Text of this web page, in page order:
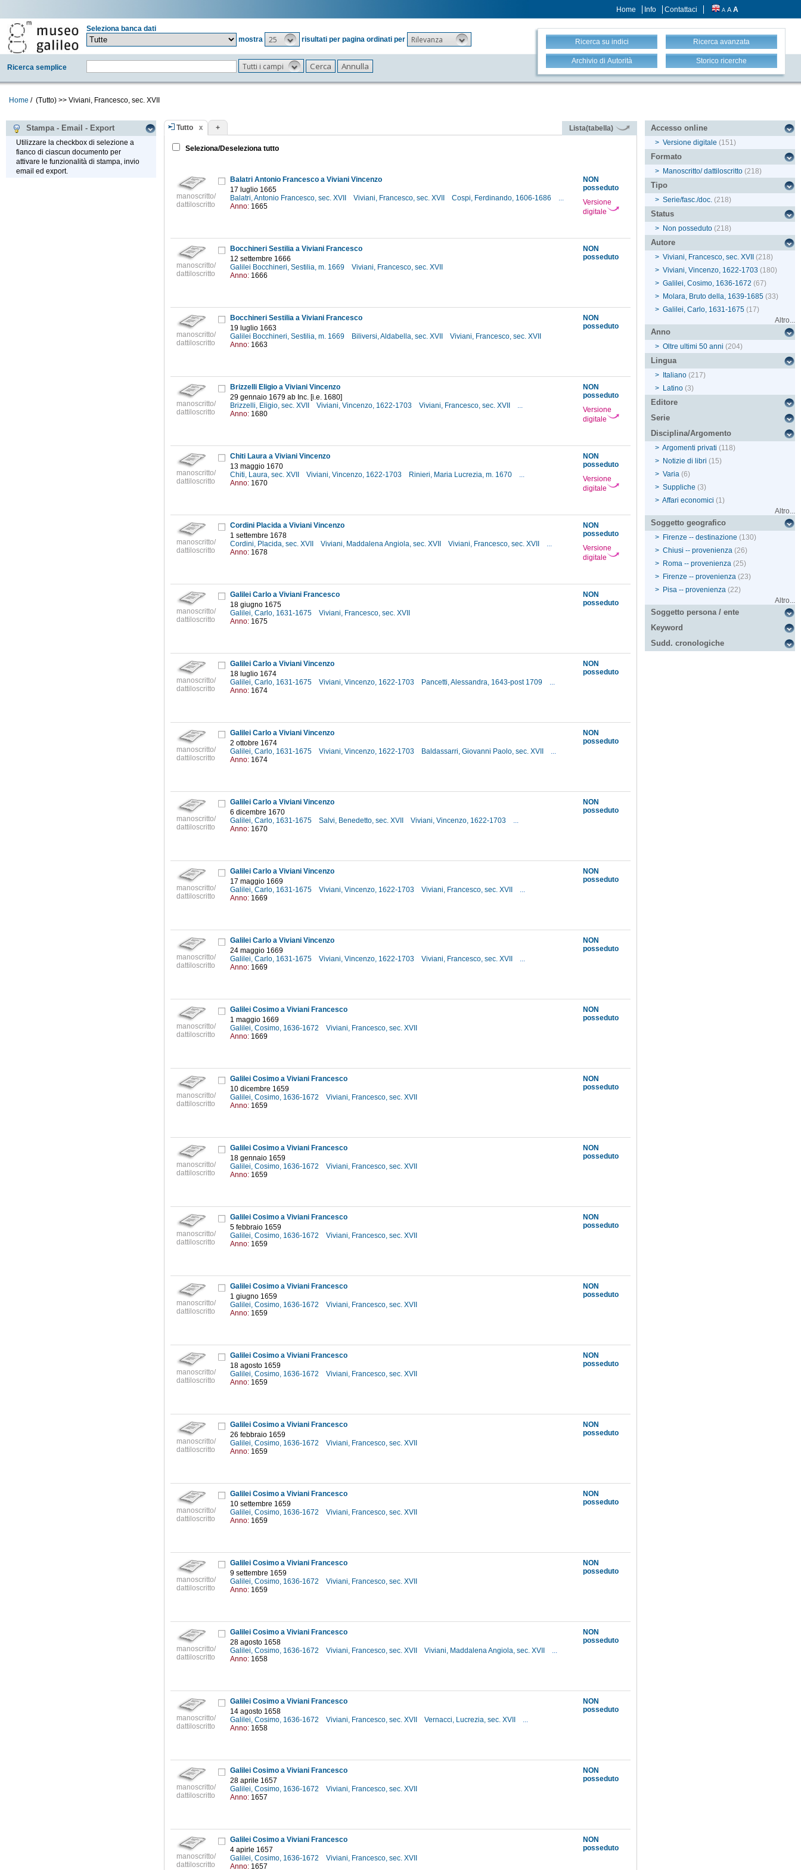
Home Info Contattaci A A A
Seleziona banca dati
mostra
25 risultati per pagina ordinati per Rilevanza
Ricerca semplice Tutti i campi
Ricerca su indici Ricerca avanzata
Archivio di Autorità Storico ricerche
Home / (Tutto) >> Viviani, Francesco, sec. XVII
Stampa - Email - Export
Utilizzare la checkbox di selezione a
fianco di ciascun documento per
attivare le funzionalità di stampa, invio
email ed export.
Tutto + Lista(tabella)
Seleziona/Deseleziona tutto
manoscritto/
dattiloscritto
NON
posseduto
Versione
digitale
Balatri Antonio Francesco a Viviani Vincenzo
17 luglio 1665
Balatri, Antonio Francesco, sec. XVII
Viviani, Francesco, sec. XVII Cospi, Ferdinando, 1606-1686
...
Anno: 1665
manoscritto/
dattiloscritto
NON
posseduto
Bocchineri Sestilia a Viviani Francesco
12 settembre 1666
Galilei Bocchineri, Sestilia, m. 1669
Viviani, Francesco, sec. XVII
Anno: 1666
manoscritto/
dattiloscritto
NON
posseduto
Bocchineri Sestilia a Viviani Francesco
19 luglio 1663
Galilei Bocchineri, Sestilia, m. 1669
Biliversi, Aldabella, sec. XVII
Viviani, Francesco, sec. XVII
Anno: 1663
manoscritto/
dattiloscritto
NON
posseduto
Versione
digitale
Brizzelli Eligio a Viviani Vincenzo
29 gennaio 1679 ab Inc. [i.e. 1680]
Brizzelli, Eligio, sec. XVII
Viviani, Vincenzo, 1622-1703 Viviani, Francesco, sec. XVII
...
Anno: 1680
manoscritto/
dattiloscritto
NON
posseduto
Versione
digitale
Chiti Laura a Viviani Vincenzo
13 maggio 1670
Chiti, Laura, sec. XVII
Viviani, Vincenzo, 1622-1703 Rinieri, Maria Lucrezia, m. 1670
...
Anno: 1670
manoscritto/
dattiloscritto
NON
posseduto
Versione
digitale
Cordini Placida a Viviani Vincenzo
1 settembre 1678
Cordini, Placida, sec. XVII
Viviani, Maddalena Angiola, sec. XVII Viviani, Francesco, sec. XVII
...
Anno: 1678
manoscritto/
dattiloscritto
NON
posseduto
Galilei Carlo a Viviani Francesco
18 giugno 1675
Galilei, Carlo, 1631-1675
Viviani, Francesco, sec. XVII
Anno: 1675
manoscritto/
dattiloscritto
NON
posseduto
Galilei Carlo a Viviani Vincenzo
18 luglio 1674
Galilei, Carlo, 1631-1675
Viviani, Vincenzo, 1622-1703 Pancetti, Alessandra, 1643-post 1709
...
Anno: 1674
manoscritto/
dattiloscritto
NON
posseduto
Galilei Carlo a Viviani Vincenzo
2 ottobre 1674
Galilei, Carlo, 1631-1675
Viviani, Vincenzo, 1622-1703 Baldassarri, Giovanni Paolo, sec. XVII
...
Anno: 1674
manoscritto/
dattiloscritto
NON
posseduto
Galilei Carlo a Viviani Vincenzo
6 dicembre 1670
Galilei, Carlo, 1631-1675
Salvi, Benedetto, sec. XVII Viviani, Vincenzo, 1622-1703
...
Anno: 1670
manoscritto/
dattiloscritto
NON
posseduto
Galilei Carlo a Viviani Vincenzo
17 maggio 1669
Galilei, Carlo, 1631-1675
Viviani, Vincenzo, 1622-1703 Viviani, Francesco, sec. XVII
...
Anno: 1669
manoscritto/
dattiloscritto
NON
posseduto
Galilei Carlo a Viviani Vincenzo
24 maggio 1669
Galilei, Carlo, 1631-1675
Viviani, Vincenzo, 1622-1703 Viviani, Francesco, sec. XVII
...
Anno: 1669
manoscritto/
dattiloscritto
NON
posseduto
Galilei Cosimo a Viviani Francesco
1 maggio 1669
Galilei, Cosimo, 1636-1672
Viviani, Francesco, sec. XVII
Anno: 1669
manoscritto/
dattiloscritto
NON
posseduto
Galilei Cosimo a Viviani Francesco
10 dicembre 1659
Galilei, Cosimo, 1636-1672
Viviani, Francesco, sec. XVII
Anno: 1659
manoscritto/
dattiloscritto
NON
posseduto
Galilei Cosimo a Viviani Francesco
18 gennaio 1659
Galilei, Cosimo, 1636-1672
Viviani, Francesco, sec. XVII
Anno: 1659
manoscritto/
dattiloscritto
NON
posseduto
Galilei Cosimo a Viviani Francesco
5 febbraio 1659
Galilei, Cosimo, 1636-1672
Viviani, Francesco, sec. XVII
Anno: 1659
manoscritto/
dattiloscritto
NON
posseduto
Galilei Cosimo a Viviani Francesco
1 giugno 1659
Galilei, Cosimo, 1636-1672
Viviani, Francesco, sec. XVII
Anno: 1659
manoscritto/
dattiloscritto
NON
posseduto
Galilei Cosimo a Viviani Francesco
18 agosto 1659
Galilei, Cosimo, 1636-1672
Viviani, Francesco, sec. XVII
Anno: 1659
manoscritto/
dattiloscritto
NON
posseduto
Galilei Cosimo a Viviani Francesco
26 febbraio 1659
Galilei, Cosimo, 1636-1672
Viviani, Francesco, sec. XVII
Anno: 1659
manoscritto/
dattiloscritto
NON
posseduto
Galilei Cosimo a Viviani Francesco
10 settembre 1659
Galilei, Cosimo, 1636-1672
Viviani, Francesco, sec. XVII
Anno: 1659
manoscritto/
dattiloscritto
NON
posseduto
Galilei Cosimo a Viviani Francesco
9 settembre 1659
Galilei, Cosimo, 1636-1672
Viviani, Francesco, sec. XVII
Anno: 1659
manoscritto/
dattiloscritto
NON
posseduto
Galilei Cosimo a Viviani Francesco
28 agosto 1658
Galilei, Cosimo, 1636-1672
Viviani, Francesco, sec. XVII Viviani, Maddalena Angiola, sec. XVII
...
Anno: 1658
manoscritto/
dattiloscritto
NON
posseduto
Galilei Cosimo a Viviani Francesco
14 agosto 1658
Galilei, Cosimo, 1636-1672
Viviani, Francesco, sec. XVII Vernacci, Lucrezia, sec. XVII
...
Anno: 1658
manoscritto/
dattiloscritto
NON
posseduto
Galilei Cosimo a Viviani Francesco
28 aprile 1657
Galilei, Cosimo, 1636-1672
Viviani, Francesco, sec. XVII
Anno: 1657
manoscritto/
dattiloscritto
NON
posseduto
Galilei Cosimo a Viviani Francesco
4 apirle 1657
Galilei, Cosimo, 1636-1672
Viviani, Francesco, sec. XVII
Anno: 1657
Accesso online
> Versione digitale (151)
Formato
> Manoscritto/ dattiloscritto (218)
Tipo
> Serie/fasc./doc. (218)
Status
> Non posseduto (218)
Autore
> Viviani, Francesco, sec. XVII
(218)
> Viviani, Vincenzo, 1622-1703 (180)
> Galilei, Cosimo, 1636-1672 (67)
> Molara, Bruto della, 1639-1685 (33)
> Galilei, Carlo, 1631-1675 (17)
Altro...
Anno
> Oltre ultimi 50 anni (204)
Lingua
> Italiano (217)
> Latino (3)
Editore
Serie
Disciplina/Argomento
> Argomenti privati (118)
> Notizie di libri (15)
> Varia (6)
> Suppliche (3)
> Affari economici (1)
Altro...
Soggetto geografico
> Firenze -- destinazione (130)
> Chiusi -- provenienza (26)
> Roma -- provenienza (25)
> Firenze -- provenienza (23)
> Pisa -- provenienza (22)
Altro...
Soggetto persona / ente
Keyword
Sudd. cronologiche